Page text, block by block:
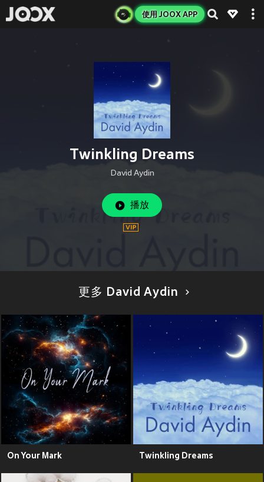
使用 JOOX APP
Twinkling Dreams
David Aydin
播放
更多 David Aydin
On Your Mark Twinkling Dreams